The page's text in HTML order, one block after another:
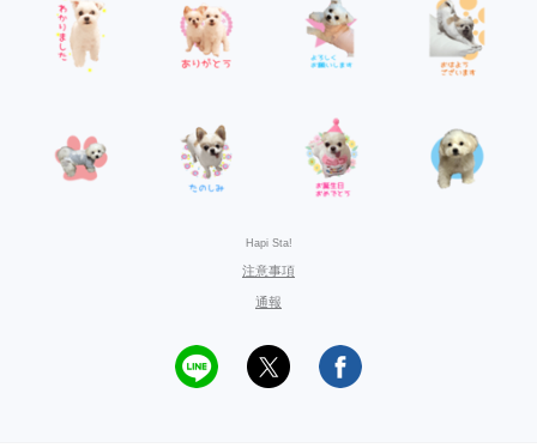
Hapi Sta!
注意事項
通報